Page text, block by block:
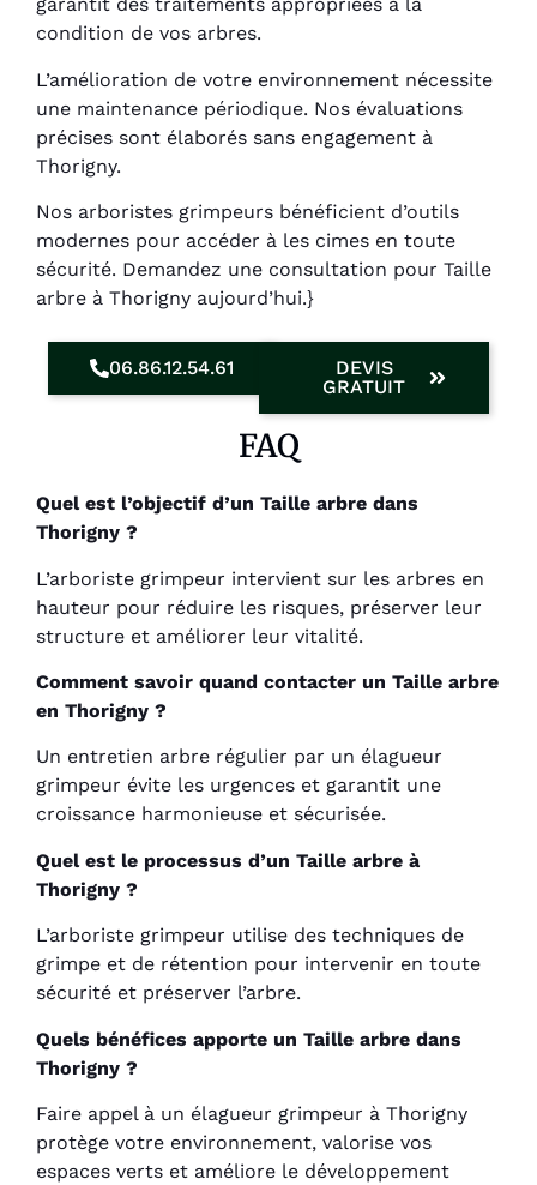
condition de vos arbres.
L’amélioration de votre environnement nécessite
une maintenance périodique. Nos évaluations
précises sont élaborés sans engagement à
Thorigny.
Nos arboristes grimpeurs bénéficient d’outils
modernes pour accéder à les cimes en toute
sécurité. Demandez une consultation pour Taille
arbre à Thorigny aujourd’hui.}
06.86.12.54.61
DEVIS
GRATUIT
FAQ
Quel est l’objectif d’un Taille arbre dans
Thorigny ?
L’arboriste grimpeur intervient sur les arbres en
hauteur pour réduire les risques, préserver leur
structure et améliorer leur vitalité.
Comment savoir quand contacter un Taille arbre
en Thorigny ?
Un entretien arbre régulier par un élagueur
grimpeur évite les urgences et garantit une
croissance harmonieuse et sécurisée.
Quel est le processus d’un Taille arbre à
Thorigny ?
L’arboriste grimpeur utilise des techniques de
grimpe et de rétention pour intervenir en toute
sécurité et préserver l’arbre.
Quels bénéfices apporte un Taille arbre dans
Thorigny ?
Faire appel à un élagueur grimpeur à Thorigny
protège votre environnement, valorise vos
espaces verts et améliore le développement